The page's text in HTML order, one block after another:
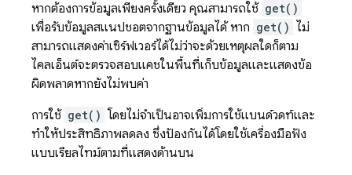
หากต้องการข้อมูลเพียงครั้งเดียว คุณสามารถใช้ get()
เพื่อรับข้อมูลสแนปชอตจากฐานข้อมูลได้ หาก get() ไม่
สามารถแสดงค่าเซิร์ฟเวอร์ได้ไม่ว่าจะด้วยเหตุผลใดก็ตาม
ไคลเอ็นต์จะตรวจสอบแคชในพื้นที่เก็บข้อมูลและแสดงข้อ
ผิดพลาดหากยังไม่พบค่า
การใช้ get() โดยไม่จำเป็นอาจเพิ่มการใช้แบนด์วิดท์และ
ทำให้ประสิทธิภาพลดลง ซึ่งป้องกันได้โดยใช้เครื่องมือฟัง
แบบเรียลไทม์ตามที่แสดงด้านบน